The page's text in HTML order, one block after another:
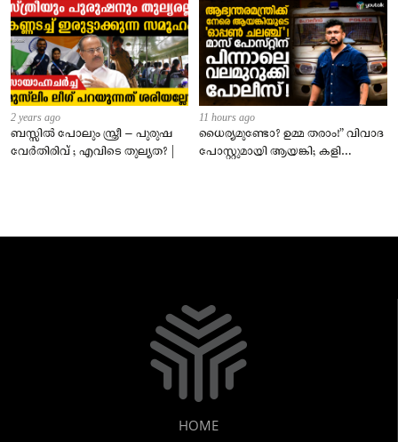
2 years ago
ബസ്സിൽ പോലും സ്ത്രീ – പുരുഷ
വേർതിരിവ് ; എവിടെ തുല്യത? |
11 hours ago
ധൈര്യമുണ്ടോ? ഉമ്മ തരാം!” വിവാദ
പോസ്റ്റുമായി ആയങ്കി; കളി
HOME